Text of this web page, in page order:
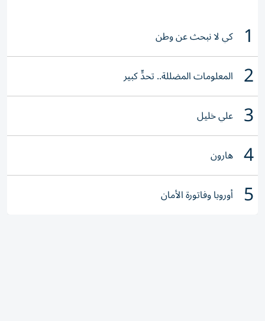
1 كي لا نبحث عن وطن
2 المعلومات المضللة.. تحدٍّ كبير
3 علي خليل
4 هارون
5 أوروبا وفاتورة الأمان